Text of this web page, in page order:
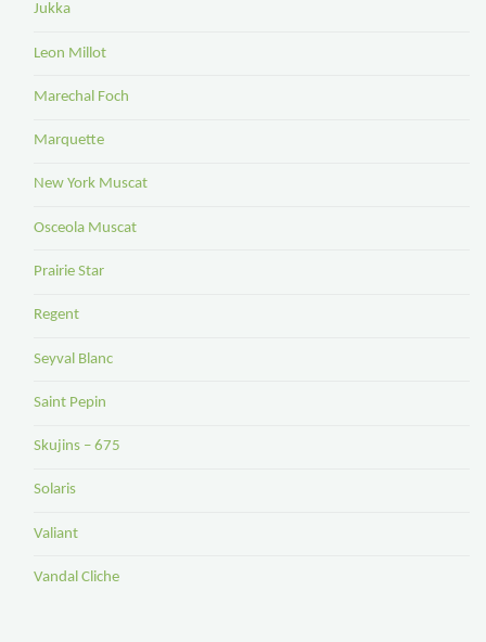
Jukka
Leon Millot
Marechal Foch
Marquette
New York Muscat
Osceola Muscat
Prairie Star
Regent
Seyval Blanc
Saint Pepin
Skujins – 675
Solaris
Valiant
Vandal Cliche